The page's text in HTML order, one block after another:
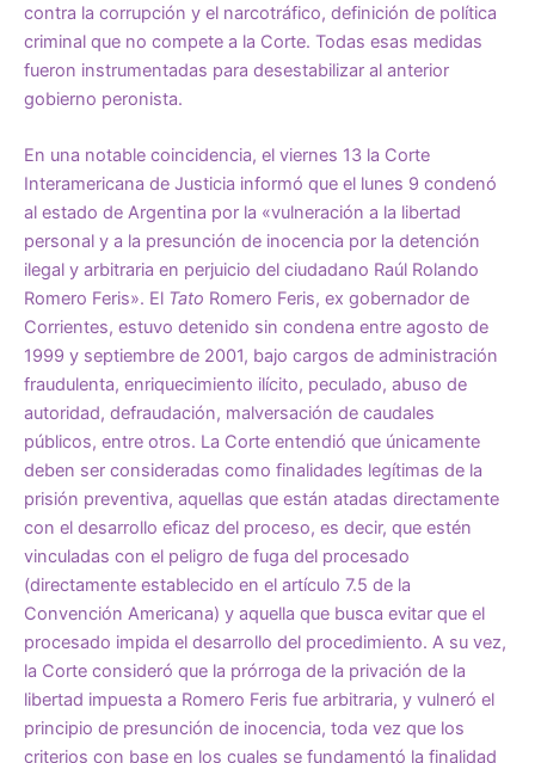
contra la corrupción y el narcotráfico, definición de política
criminal que no compete a la Corte. Todas esas medidas
fueron instrumentadas para desestabilizar al anterior
gobierno peronista.
En una notable coincidencia, el viernes 13 la Corte
Interamericana de Justicia informó que el lunes 9 condenó
al estado de Argentina por la «vulneración a la libertad
personal y a la presunción de inocencia por la detención
ilegal y arbitraria en perjuicio del ciudadano Raúl Rolando
Romero Feris». El Tato Romero Feris, ex gobernador de
Corrientes, estuvo detenido sin condena entre agosto de
1999 y septiembre de 2001, bajo cargos de administración
fraudulenta, enriquecimiento ilícito, peculado, abuso de
autoridad, defraudación, malversación de caudales
públicos, entre otros. La Corte entendió que únicamente
deben ser consideradas como finalidades legítimas de la
prisión preventiva, aquellas que están atadas directamente
con el desarrollo eficaz del proceso, es decir, que estén
vinculadas con el peligro de fuga del procesado
(directamente establecido en el artículo 7.5 de la
Convención Americana) y aquella que busca evitar que el
procesado impida el desarrollo del procedimiento. A su vez,
la Corte consideró que la prórroga de la privación de la
libertad impuesta a Romero Feris fue arbitraria, y vulneró el
principio de presunción de inocencia, toda vez que los
criterios con base en los cuales se fundamentó la finalidad